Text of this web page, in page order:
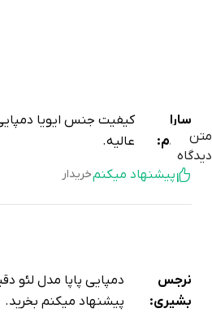
متن
دیدگاه
سارا
مولام:
کیفیت جنس ایویا دمپایی
عالیه.
پیشنهاد میکنمخریدار
نرجس
بشیری:
دمپایی پاپا مدل لئو
پیشنهاد میکنم بخرید.